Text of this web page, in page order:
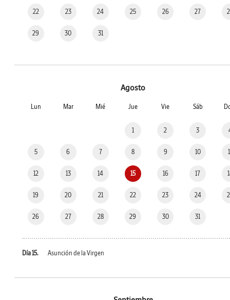
22 23 24 25 26 27
29 30 31
Agosto
Lun Mar Mié Jue Vie Sáb
1 2 3
5 6 7 8 9 10
12 13 14 15 16 17
19 20 21 22 23 24
26 27 28 29 30 31
Día 15. Asunción de la Virgen